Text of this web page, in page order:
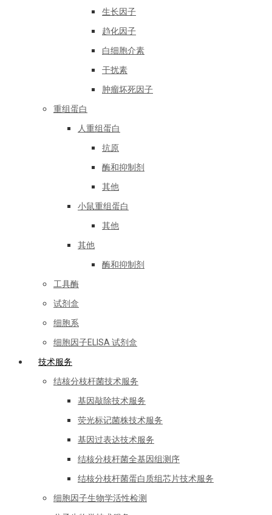
生长因子
趋化因子
白细胞介素
干扰素
肿瘤坏死因子
重组蛋白
人重组蛋白
抗原
酶和抑制剂
其他
小鼠重组蛋白
其他
其他
酶和抑制剂
工具酶
试剂盒
细胞系
细胞因子ELISA 试剂盒
技术服务
结核分枝杆菌技术服务
基因敲除技术服务
荧光标记菌株技术服务
基因过表达技术服务
结核分枝杆菌全基因组测序
结核分枝杆菌蛋白质组芯片技术服务
细胞因子生物学活性检测